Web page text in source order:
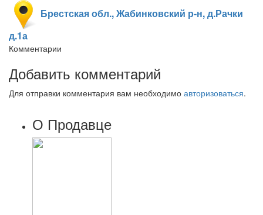
Брестская обл., Жабинковский р-н, д.Рачки
д.1а
Комментарии
Добавить комментарий
Для отправки комментария вам необходимо авторизоваться.
О Продавце